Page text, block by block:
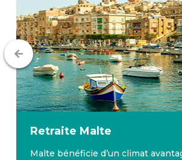
Retraite Malte
Malte bénéficie d’un climat